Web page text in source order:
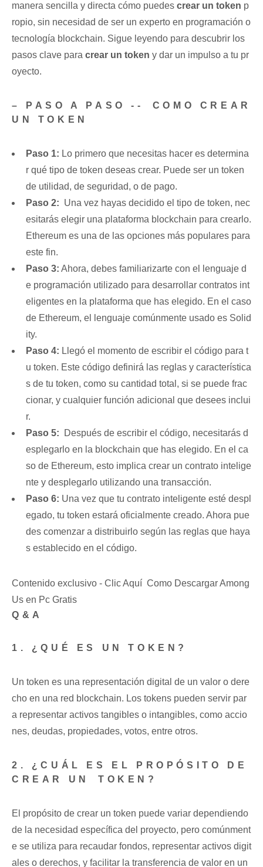
manera​ sencilla‌ y directa⁤ cómo⁤ puedes ⁣ crear un ​token p
ropio,⁣ sin necesidad de ser un ​experto en programación o⁤
tecnología blockchain. Sigue leyendo para descubrir los
pasos‍ clave para⁣ crear un⁣ token y‍ dar un impulso a ⁤tu pr
oyecto.
– PASO A PASO -- ⁢COMO CREAR
UN TOKEN
Paso‍ 1: Lo‌ primero que necesitas hacer es ⁤determina
r qué tipo de token deseas crear. Puede ser un token
de⁢ utilidad, de seguridad, o⁣ de ⁢pago.
Paso 2: ⁣ ⁢Una vez hayas​ decidido el ⁤tipo ​de token, nec
esitarás⁣ elegir una plataforma blockchain para crearlo.
Ethereum es ⁣una de⁢ las ‌opciones más ‌populares⁢ para
este ⁣fin.
Paso 3: Ahora, debes familiarizarte con el lenguaje d
e programación⁢ utilizado⁤ para ⁣desarrollar contratos int
eligentes en la plataforma que has‌ elegido. En ⁢el caso
de Ethereum,⁣ el lenguaje comúnmente usado es Solid
ity.
Paso ⁢4: Llegó el momento de escribir el código para t
u token. Este código definirá las reglas‍ y ⁢característica
s de tu ‍token, ‍como su cantidad total, si se puede frac
cionar, y cualquier función adicional⁢ que desees inclui
r.
Paso ⁤5: ⁤ Después‍ de escribir ‌el código, necesitarás d
esplegarlo en‌ la blockchain‍ que⁢ has ‌elegido. ‍En‍ el ‍ca
so de‍ Ethereum, esto implica crear un contrato intelige
nte y desplegarlo utilizando una transacción.
Paso 6: Una vez que tu contrato ⁤inteligente esté despl
egado, tu token estará oficialmente creado.‍ Ahora pue
des ‌comenzar ⁣a distribuirlo según las ‍reglas que haya
s establecido ‍en el código.
Contenido exclusivo - Clic Aquí Como Descargar Among
Us en Pc Gratis
Q&A
1. ​¿QUÉ‍ ES UN TOKEN?
Un ​token es una⁢ representación digital de un valor o dere
cho en​ una red blockchain. Los tokens ​pueden‍ servir par
a representar‌ activos tangibles⁢ o⁢ intangibles, como accio
nes, deudas, propiedades, ‍votos, entre ‍otros.
2. ¿CUÁL ES EL ​PROPÓSITO DE
CREAR UN ⁣TOKEN?
El propósito de⁤ crear​ un ‍token ⁢puede​ variar dependiendo
de la necesidad específica del proyecto, pero ⁣comúnment
e se ⁤utiliza ⁣para recaudar fondos, representar ⁤activos digit
ales ​o‍ derechos, y facilitar ​la transferencia de valor⁤ en un